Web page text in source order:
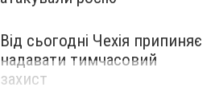
Від сьогодні Чехія припиняє
надавати тимчасовий
захист